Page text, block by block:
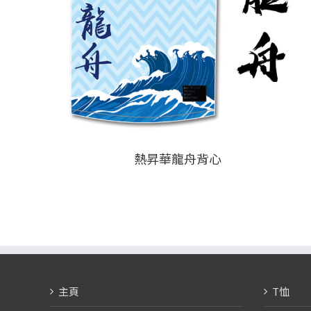
熱昇華龍舟背心
主頁 T恤